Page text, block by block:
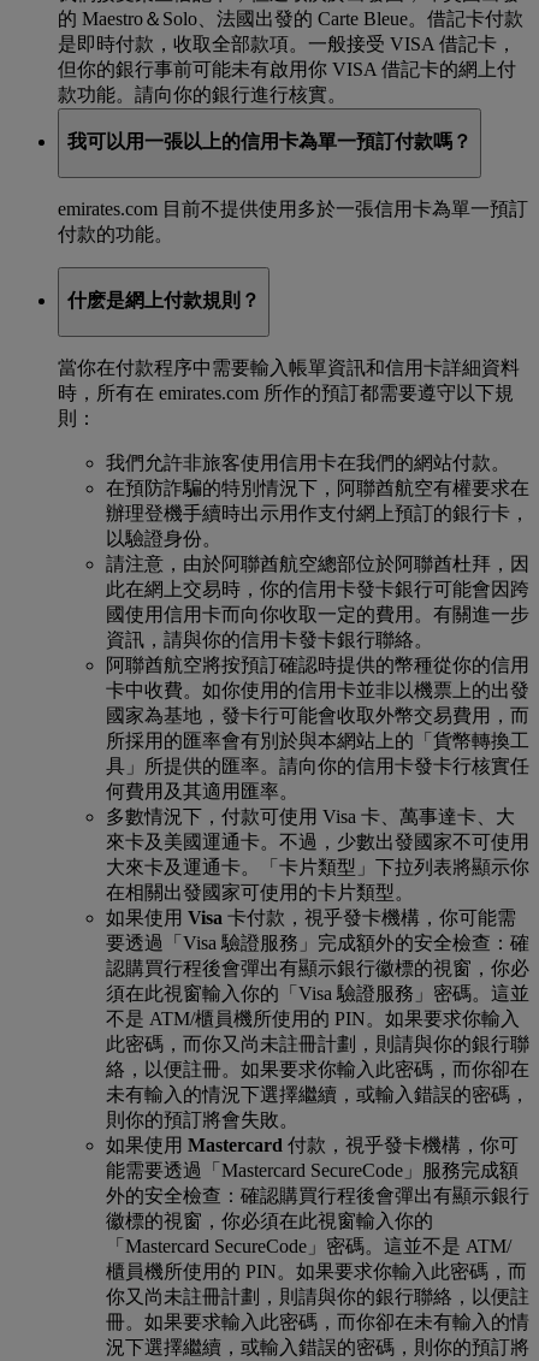
的 Maestro＆Solo、法國出發的 Carte Bleue。借記卡付款
是即時付款，收取全部款項。一般接受 VISA 借記卡，
但你的銀行事前可能未有啟用你 VISA 借記卡的網上付
款功能。請向你的銀行進行核實。
我可以用一張以上的信用卡為單一預訂付款嗎？
emirates.com 目前不提供使用多於一張信用卡為單一預訂
付款的功能。
什麽是網上付款規則？
當你在付款程序中需要輸入帳單資訊和信用卡詳細資料
時，所有在 emirates.com 所作的預訂都需要遵守以下規
則：
我們允許非旅客使用信用卡在我們的網站付款。
在預防詐騙的特別情況下，阿聯酋航空有權要求在
辦理登機手續時出示用作支付網上預訂的銀行卡，
以驗證身份。
請注意，由於阿聯酋航空總部位於阿聯酋杜拜，因
此在網上交易時，你的信用卡發卡銀行可能會因跨
國使用信用卡而向你收取一定的費用。有關進一步
資訊，請與你的信用卡發卡銀行聯絡。
阿聯酋航空將按預訂確認時提供的幣種從你的信用
卡中收費。如你使用的信用卡並非以機票上的出發
國家為基地，發卡行可能會收取外幣交易費用，而
所採用的匯率會有別於與本網站上的「貨幣轉換工
具」所提供的匯率。請向你的信用卡發卡行核實任
何費用及其適用匯率。
多數情況下，付款可使用 Visa 卡、萬事達卡、大
來卡及美國運通卡。不過，少數出發國家不可使用
大來卡及運通卡。「卡片類型」下拉列表將顯示你
在相關出發國家可使用的卡片類型。
如果使用 Visa 卡付款，視乎發卡機構，你可能需
要透過「Visa 驗證服務」完成額外的安全檢查：確
認購買行程後會彈出有顯示銀行徽標的視窗，你必
須在此視窗輸入你的「Visa 驗證服務」密碼。這並
不是 ATM/櫃員機所使用的 PIN。如果要求你輸入
此密碼，而你又尚未註冊計劃，則請與你的銀行聯
絡，以便註冊。如果要求你輸入此密碼，而你卻在
未有輸入的情況下選擇繼續，或輸入錯誤的密碼，
則你的預訂將會失敗。
如果使用 Mastercard 付款，視乎發卡機構，你可
能需要透過「Mastercard SecureCode」服務完成額
外的安全檢查：確認購買行程後會彈出有顯示銀行
徽標的視窗，你必須在此視窗輸入你的
「Mastercard SecureCode」密碼。這並不是 ATM/
櫃員機所使用的 PIN。如果要求你輸入此密碼，而
你又尚未註冊計劃，則請與你的銀行聯絡，以便註
冊。如果要求輸入此密碼，而你卻在未有輸入的情
況下選擇繼續，或輸入錯誤的密碼，則你的預訂將